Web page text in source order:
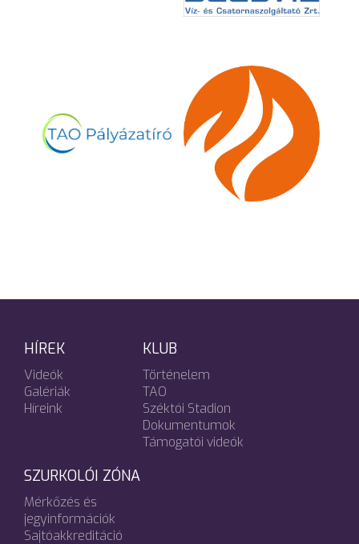
HÍREK
Videók
Galériák
Híreink
KLUB
Történelem
TAO
Széktói Stadion
Dokumentumok
Támogatói videók
SZURKOLÓI ZÓNA
Mérkőzés és
jegyinformációk
Sajtóakkreditáció